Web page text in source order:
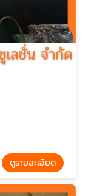
ดูรายละเอียด